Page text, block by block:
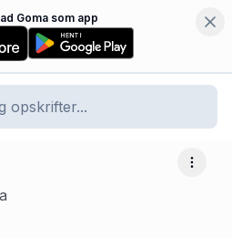
Goma som app
Flere